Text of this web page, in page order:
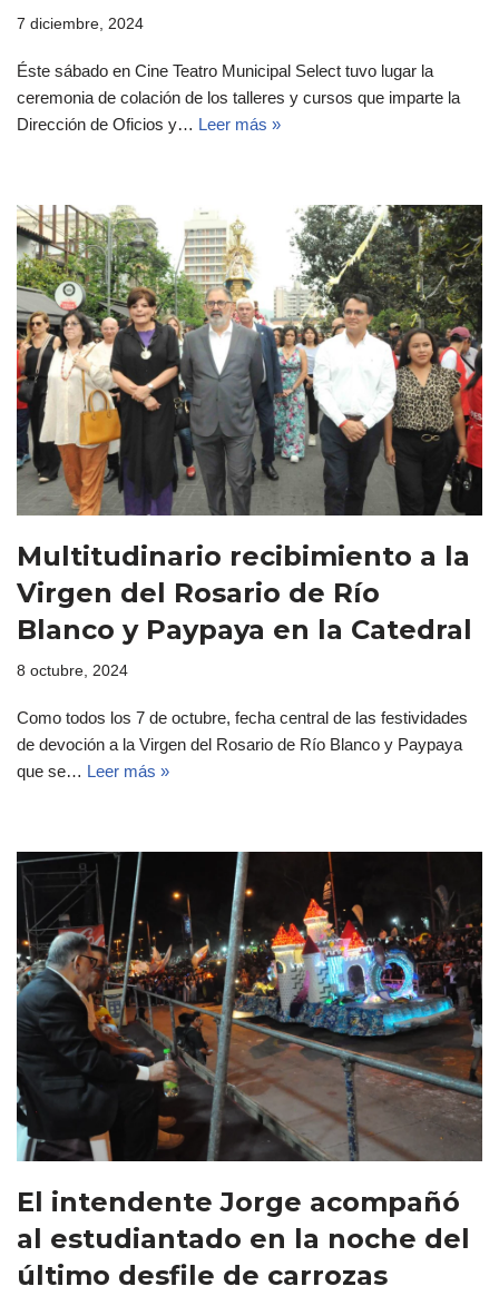
7 diciembre, 2024
Éste sábado en Cine Teatro Municipal Select tuvo lugar la
ceremonia de colación de los talleres y cursos que imparte la
Dirección de Oficios y… Leer más »
Multitudinario recibimiento a la
Virgen del Rosario de Río
Blanco y Paypaya en la Catedral
8 octubre, 2024
Como todos los 7 de octubre, fecha central de las festividades
de devoción a la Virgen del Rosario de Río Blanco y Paypaya
que se… Leer más »
El intendente Jorge acompañó
al estudiantado en la noche del
último desfile de carrozas